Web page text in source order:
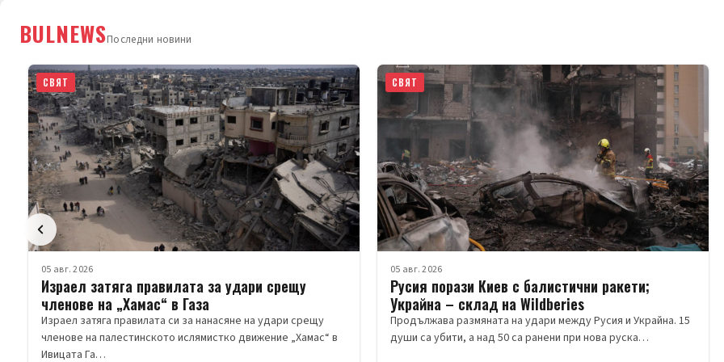
BULNEWS
СВЯТ
05 авг. 2026
Израел затяга правилата за удари срещу
членове на „Хамас“ в Газа
Израел затяга правилата си за нанасяне на удари срещу
членове на палестинското ислямистко движение „Хамас“ в
СВЯТ
05 авг. 2026
Русия порази Киев с балистични ракети;
Украйна – склад на Wildberies
Продължава размяната на удари между Русия и Украйна. 15